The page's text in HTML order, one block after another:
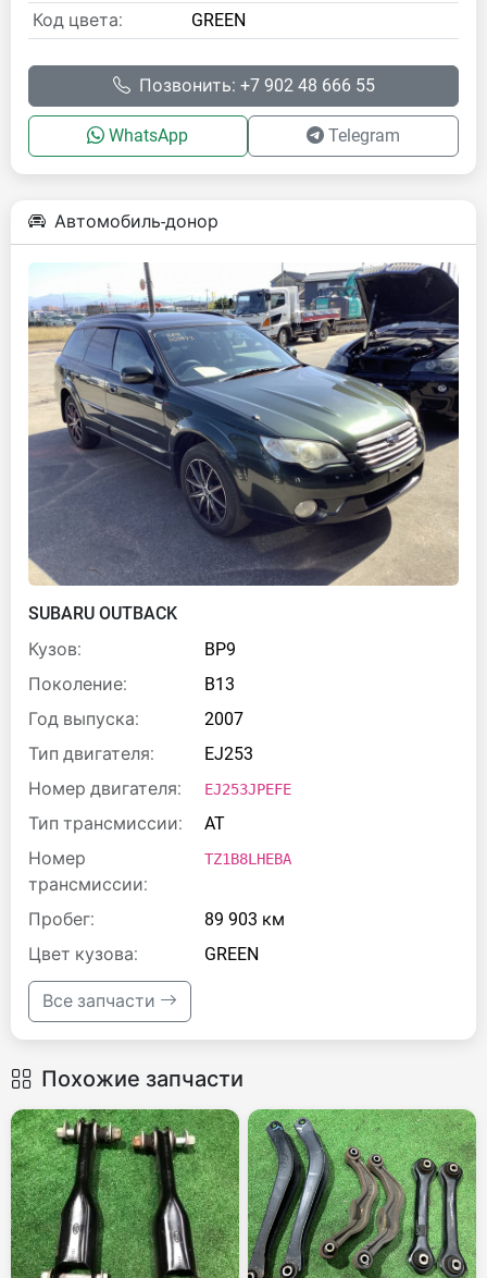
Код цвета: GREEN
Позвонить: +7 902 48 666 55
WhatsApp Telegram
Автомобиль-донор
SUBARU OUTBACK
Кузов:
BP9
Поколение:
B13
Год выпуска:
2007
Тип двигателя:
EJ253
Номер двигателя:
EJ253JPEFE
Тип трансмиссии:
AT
Номер
трансмиссии:
TZ1B8LHEBA
Пробег:
89 903 км
Цвет кузова:
GREEN
Все запчасти
Похожие запчасти